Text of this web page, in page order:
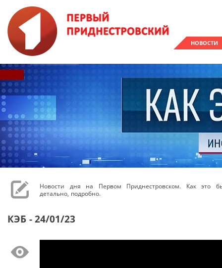
НОВОСТИ
Новости дня на Первом Приднестровском. Как это
детально, подробно.
КЭБ - 24/01/23